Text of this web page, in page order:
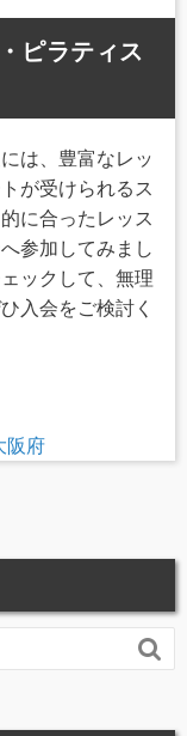
ピラティス
は、豊富なレッ
が受けられるス
に合ったレッス
参加してみまし
ックして、無理
入会をご検討く
阪府
